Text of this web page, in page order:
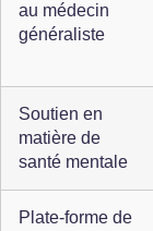
au médecin
généraliste
Soutien en
matière de
santé mentale
Plate-forme de